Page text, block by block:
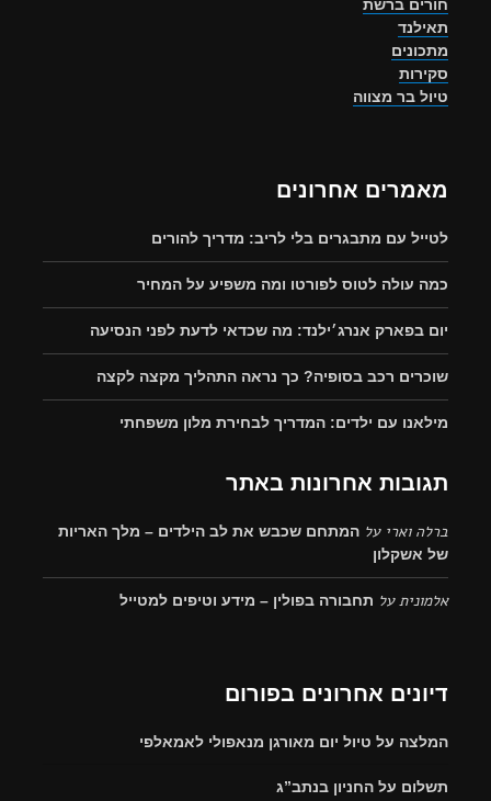
חורים ברשת
תאילנד
מתכונים
סקירות
טיול בר מצווה
מאמרים אחרונים
לטייל עם מתבגרים בלי לריב: מדריך להורים
כמה עולה לטוס לפורטו ומה משפיע על המחיר
יום בפארק אנרג׳ילנד: מה שכדאי לדעת לפני הנסיעה
שוכרים רכב בסופיה? כך נראה התהליך מקצה לקצה
מילאנו עם ילדים: המדריך לבחירת מלון משפחתי
תגובות אחרונות באתר
ברלה וארי על המתחם שכבש את לב הילדים – מלך האריות
של אשקלון
אלמוניתעל תחבורה בפולין – מידע וטיפים למטייל
דיונים אחרונים בפורום
המלצה על טיול יום מאורגן מנאפולי לאמאלפי
תשלום על החניון בנתב”ג